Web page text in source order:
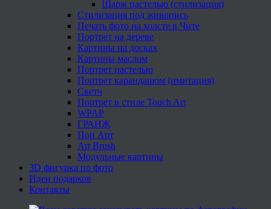
Шарж пастелью (стилизация)
Стилизация под живопись
Печать фото на холсте в Чите
Портрет на дереве
Картины на досках
Картины маслом
Портрет пастелью
Портрет карандашом (имитация)
Скетч
Портрет в стиле Touch Art
WPAP
ГРАНЖ
Поп Арт
Art Brush
Модульные картины
3D фигурка по фото
Идеи подарков
Контакты